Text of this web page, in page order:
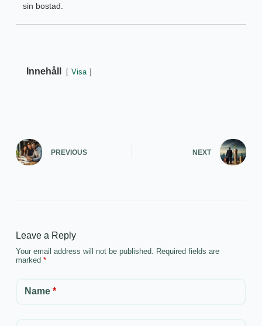
sin bostad.
Innehåll Visa
PREVIOUS NEXT
Leave a Reply
Your email address will not be published. Required fields are
marked *
Name*